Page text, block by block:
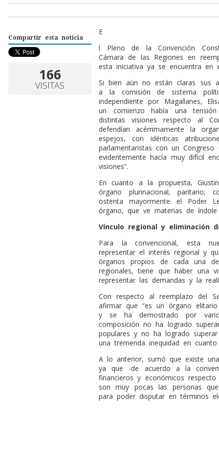
Compartir esta noticia
166
VISITAS
E
l Pleno de la Convención
Cámara de las Regiones en
esta iniciativa ya se encuentra en
Si bien aún no están claras sus
a la comisión de sistema
independiente por Magallanes,
un comienzo había una
distintas visiones respecto al
defendían acérrimamente la
espejos, con idénticas
parlamentaristas con un
evidentemente hacía muy difícil
visiones”.
En cuanto a la propuesta,
órgano plurinacional, paritario;
ostenta mayormente el Poder
órgano, que ve materias de índole
Vínculo regional y eliminación
Para la convencional, esta
representar el interés regional y
órganos propios de cada una
regionales, tiene que haber una
representar las demandas y la
Con respecto al reemplazo del
afirmar que “es un órgano
y se ha demostrado por
composición no ha logrado
populares y no ha logrado
una tremenda inequidad en
A lo anterior, sumó que existe
ya que -de acuerdo a la
financieros y económicos
son muy pocas las personas
para poder disputar en términos